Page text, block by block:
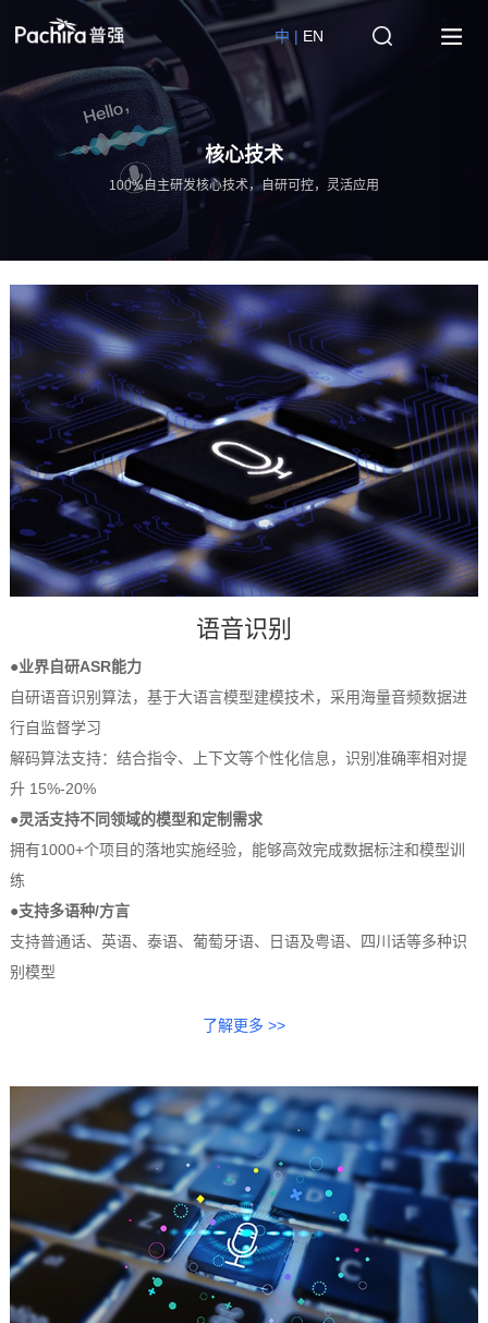
EN
中 |
核心技术
100%自主研发核心技术，自研可控，灵活应用
语音识别
●业界自研ASR能力
自研语音识别算法，基于大语言模型建模技术，采用海量音频数据进
行自监督学习
解码算法支持：结合指令、上下文等个性化信息，识别准确率相对提
升 15%-20%
●灵活支持不同领域的模型和定制需求
拥有1000+个项目的落地实施经验，能够高效完成数据标注和模型训
练
●支持多语种/方言
支持普通话、英语、泰语、葡萄牙语、日语及粤语、四川话等多种识
别模型
了解更多 >>